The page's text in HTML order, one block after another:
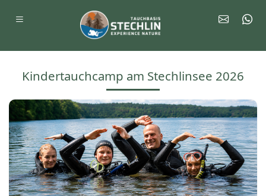
Kindertauchcamp am Stechlinsee 2026